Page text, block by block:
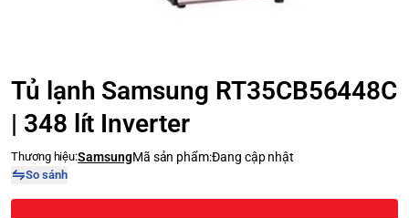
Tủ lạnh Samsung RT35CB56448C
| 348 lít Inverter
Thương hiệu:SamsungMã sản phẩm:Đang cập nhật
So sánh